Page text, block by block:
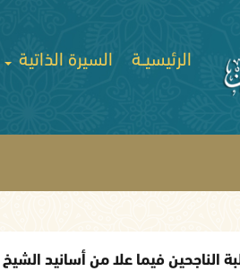
الرئيسيــة السيرة الذاتية
الناجحين فيما علا من أسانيد